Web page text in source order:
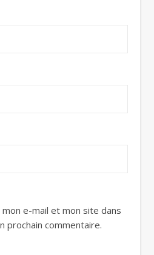
e-mail et mon site dans
prochain commentaire.